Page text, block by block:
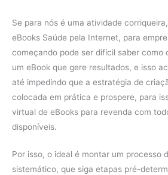
Se para nós é uma atividade
eBooks Saúde pela Internet, para
começando pode ser difícil saber como
um eBook que gere resultados, e isso
até impedindo que a estratégia de
colocada em prática e prospere, para
virtual de eBooks para revenda com
disponíveis.
Por isso, o ideal é montar um processo
sistemático, que siga etapas pré-